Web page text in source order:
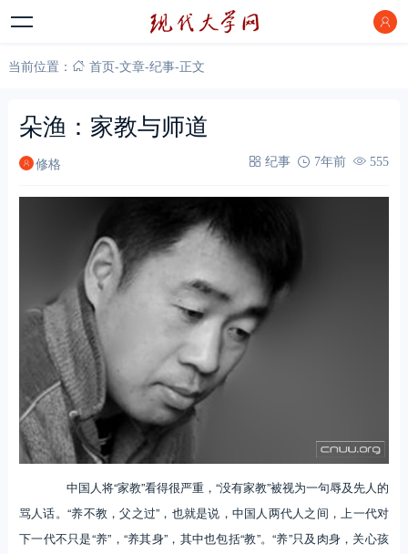
当前位置： 首页-文章-纪事-正文
朵渔：家教与师道
修格 纪事 7年前 555
中国人将“家教”看得很严重，“没有家教”被视为一句辱及先人的
骂人话。“养不教，父之过”，也就是说，中国人两代人之间，上一代对
下一代不只是“养”，“养其身”，其中也包括“教”。“养”只及肉身，关心孩